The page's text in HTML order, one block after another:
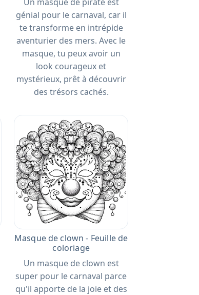
génial pour le carnaval, car il
te transforme en intrépide
aventurier des mers. Avec le
masque, tu peux avoir un
look courageux et
mystérieux, prêt à découvrir
des trésors cachés.
Masque de clown - Feuille de
coloriage
Un masque de clown est
super pour le carnaval parce
qu'il apporte de la joie et des